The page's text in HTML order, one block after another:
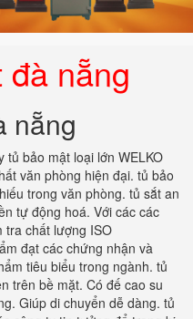
nẵng
nẵng
tủ bảo mật loại lớn WELKO
văn phòng hiện đại. tủ bảo
trong văn phòng. tủ sắt an
tự động hoá. Với các các
tra chất lượng ISO
đạt các chứng nhận và
tiêu biểu trong ngành. tủ
trên bề mặt. Có đế cao su
Giúp di chuyển dễ dàng. tủ